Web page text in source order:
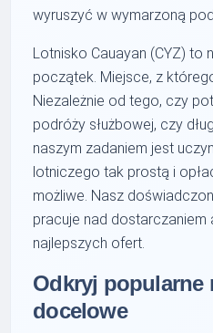
wyruszyć w wymarzoną
Lotnisko Cauayan (CYZ) to
początek. Miejsce, z
Niezależnie od tego, czy
podróży służbowej, czy
naszym zadaniem jest
lotniczego tak prostą i
możliwe. Nasz
pracuje nad dostarczaniem
najlepszych ofert.
Odkryj popularne
docelowe